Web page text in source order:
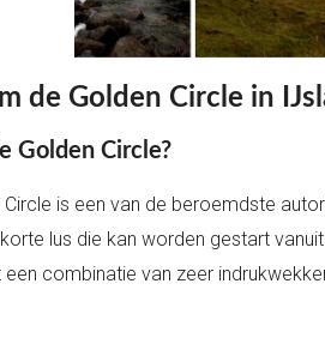
de Golden Circle in
Golden Circle?
Circle is een van de beroemdste
lus die kan worden gestart
combinatie van zeer